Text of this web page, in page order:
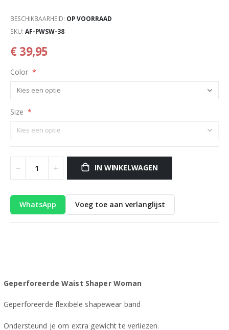
€ 39,95
BESCHIKBAARHEID: OP VOORRAAD
SKU AF-PWSW-38
Color
Size
IN WINKELWAGEN
WhatsApp Voeg toe aan verlanglijst
Geperforeerde Waist Shaper Woman
Geperforeerde flexibele shapewear band
Ondersteund je om extra gewicht te verliezen.